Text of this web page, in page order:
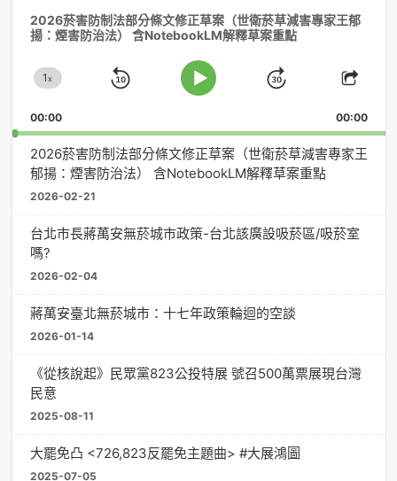
2026菸害防制法部分條文修正草案（世衛菸草減害專家王郁
揚：煙害防治法） 含NotebookLM解釋草案重點
Change
Rate
1x
Skip
Play
Jump
Forward
Share
00:00 00:00
2026菸害防制法部分條文修正草案（世衛菸草減害專家王
郁揚：煙害防治法） 含NotebookLM解釋草案重點
2026-02-21
台北市長蔣萬安無菸城市政策-台北該廣設吸菸區/吸菸室
嗎?
2026-02-04
蔣萬安臺北無菸城市：十七年政策輪迴的空談
2026-01-14
《從核說起》民眾黨823公投特展 號召500萬票展現台灣
民意
2025-08-11
大罷免凸 <726,823反罷免主題曲> #大展鴻圖
2025-07-05